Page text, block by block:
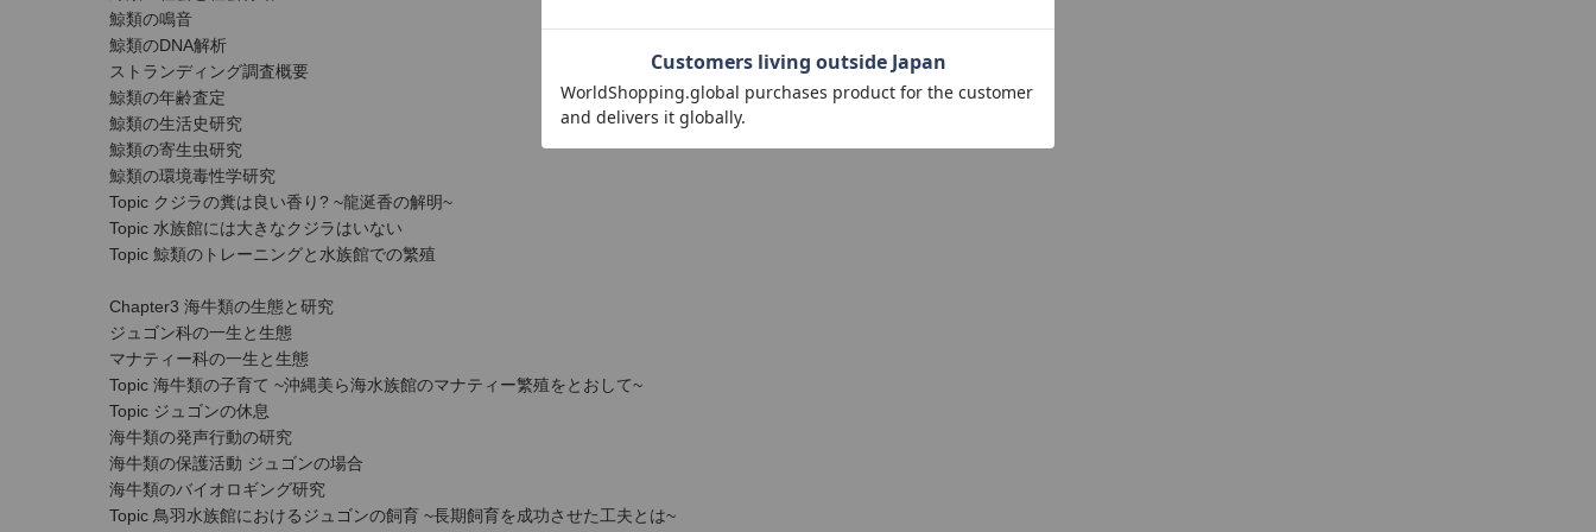
鯨類の鳴音
鯨類のDNA解析
ストランディング調査概要
鯨類の年齢査定
鯨類の生活史研究
鯨類の寄生虫研究
鯨類の環境毒性学研究
Topic クジラの糞は良い香り? ~龍涎香の解明~
Topic 水族館には大きなクジラはいない
Topic 鯨類のトレーニングと水族館での繁殖
Chapter3 海牛類の生態と研究
ジュゴン科の一生と生態
マナティー科の一生と生態
Topic 海牛類の子育て ~沖縄美ら海水族館のマナティー繁殖をとおして~
Topic ジュゴンの休息
海牛類の発声行動の研究
海牛類の保護活動 ジュゴンの場合
海牛類のバイオロギング研究
Topic 鳥羽水族館におけるジュゴンの飼育 ~長期飼育を成功させた工夫とは~